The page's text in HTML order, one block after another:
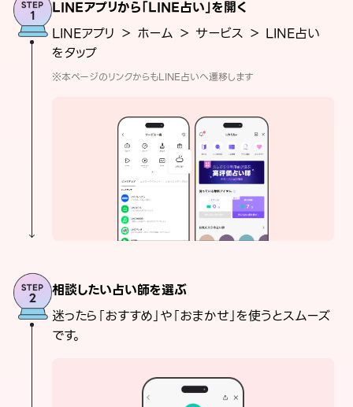
LINEアプリから「LINE占い」を開く
LINEアプリ ＞ ホーム ＞ サービス ＞ LINE占い
をタップ
※本ページのリンクからもLINE占いへ遷移します
相談したい占い師を選ぶ
迷ったら「おすすめ」や「おまかせ」を使うとスムーズ
です。